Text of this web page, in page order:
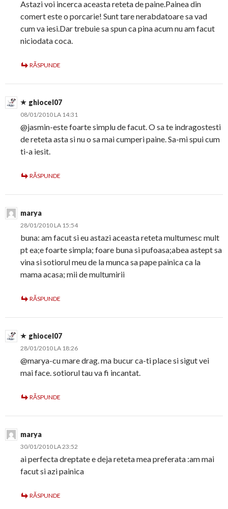
Astazi voi incerca aceasta reteta de paine.Painea din
comert este o porcarie! Sunt tare nerabdatoare sa vad
cum va iesi.Dar trebuie sa spun ca pina acum nu am facut
niciodata coca.
RĂSPUNDE
ghiocel07
08/01/2010 LA 14:31
@jasmin-este foarte simplu de facut. O sa te indragostesti
de reteta asta si nu o sa mai cumperi paine. Sa-mi spui cum
ti-a iesit.
RĂSPUNDE
marya
28/01/2010 LA 15:54
buna: am facut si eu astazi aceasta reteta multumesc mult
pt ea;e foarte simpla; foare buna si pufoasa;abea astept sa
vina si sotiorul meu de la munca sa pape painica ca la
mama acasa; mii de multumirii
RĂSPUNDE
ghiocel07
28/01/2010 LA 18:26
@marya-cu mare drag. ma bucur ca-ti place si sigut vei
mai face. sotiorul tau va fi incantat.
RĂSPUNDE
marya
30/01/2010 LA 23:52
ai perfecta dreptate e deja reteta mea preferata :am mai
facut si azi painica
RĂSPUNDE